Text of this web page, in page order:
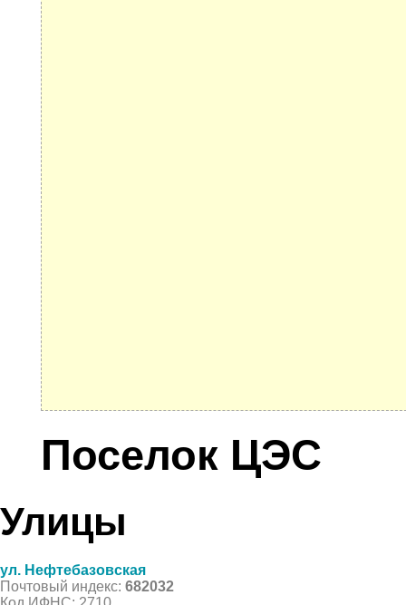
Поселок ЦЭС
Улицы
ул. Нефтебазовская
Почтовый индекс: 682032